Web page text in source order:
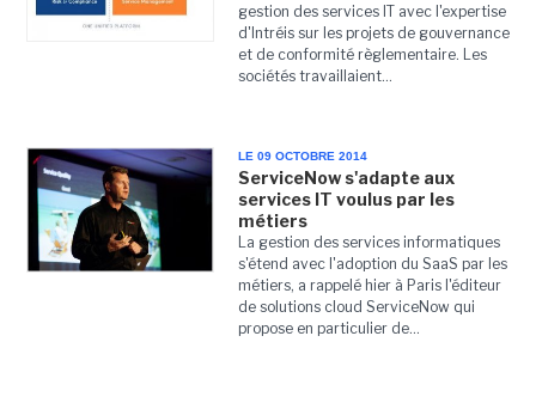
gestion des services IT avec l'expertise
d'Intréis sur les projets de gouvernance
et de conformité règlementaire. Les
sociétés travaillaient...
LE 09 OCTOBRE 2014
ServiceNow s'adapte aux
services IT voulus par les
métiers
La gestion des services informatiques
s'étend avec l'adoption du SaaS par les
métiers, a rappelé hier à Paris l'éditeur
de solutions cloud ServiceNow qui
propose en particulier de...